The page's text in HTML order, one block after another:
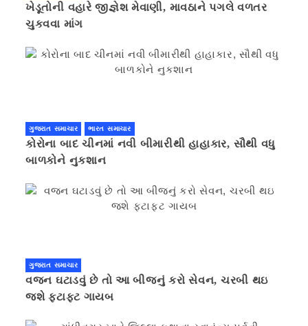
ખેડૂતોની વહારે જીજ્ઞેશ મેવાણી, માવઠાને પગલે વળતર
ચુકવવા માંગ
ગુજરાત સમાચાર ભારત સમાચાર
કોરોના બાદ ચીનમાં નવી બીમારીથી હાહાકાર, સૌથી વધુ
બાળકોને નુકશાન
ગુજરાત સમાચાર
વજન ઘટાડવું છે તો આ બીજનું કરો સેવન, ચરબી થઇ
જશે ફટાફટ ગાયબ